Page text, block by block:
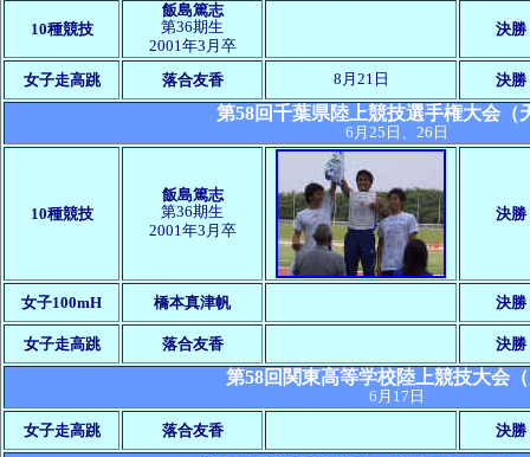
10種競技
飯島篤志
第36期生
2001年3月卒
決勝
女子走高跳 落合友香 8月21日 決勝
第58回千葉県陸上競技選手権大会（
6月25日、26日
10種競技
飯島篤志
第36期生
2001年3月卒
決勝
女子100mH 橋本真津帆 決勝
女子走高跳 落合友香 決勝
第58回関東高等学校陸上競技大会
6月17日
女子走高跳
落合友香 決勝